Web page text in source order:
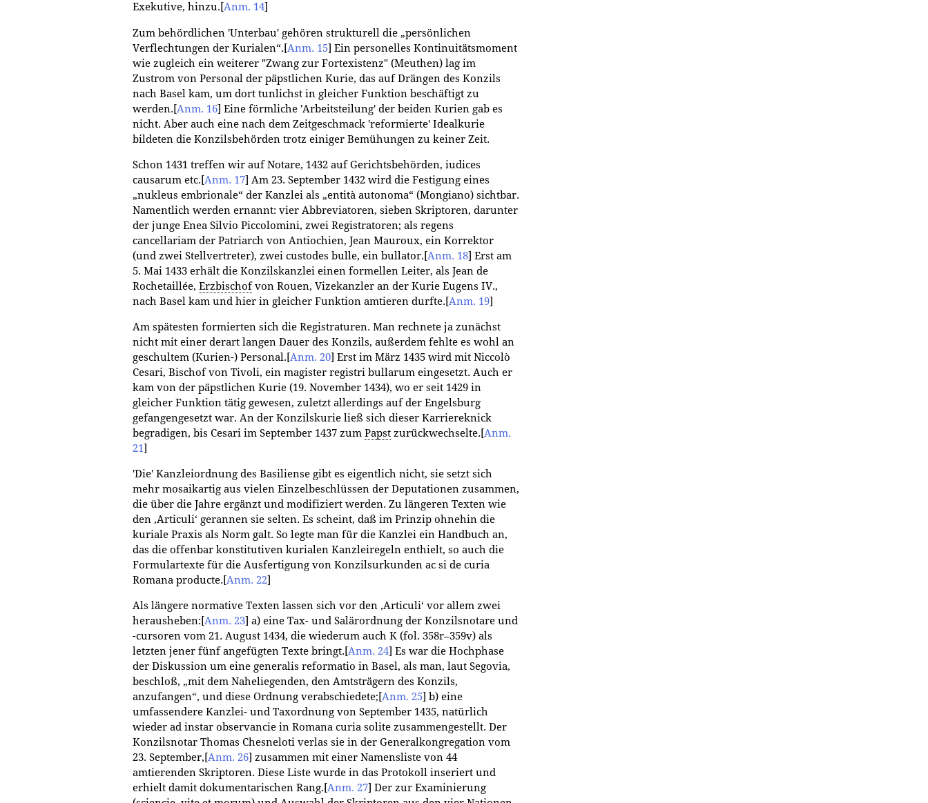
Exekutive, hinzu. Anm. 14]
Zum behördlichen 'Unterbau' gehören strukturell die „persönlichen
Verflechtungen der Kurialen“. [Anm. 15] Ein personelles Kontinuitätsmoment
wie zugleich ein weiterer "Zwang zur Fortexistenz" (Meuthen) lag im
Zustrom von Personal der päpstlichen Kurie, das auf Drängen des Konzils
nach Basel kam, um dort tunlichst in gleicher Funktion beschäftigt zu
werden. [Anm. 16] Eine förmliche 'Arbeitsteilung' der beiden Kurien gab es
nicht. Aber auch eine nach dem Zeitgeschmack 'reformierte' Idealkurie
bildeten die Konzilsbehörden trotz einiger Bemühungen zu keiner Zeit.
Schon 1431 treffen wir auf Notare, 1432 auf Gerichtsbehörden, iudices
causarum etc. [Anm. 17] Am 23. September 1432 wird die Festigung eines
„nukleus embrionale“ der Kanzlei als „entità autonoma“ (Mongiano) sichtbar.
Namentlich werden ernannt: vier Abbreviatoren, sieben Skriptoren, darunter
der junge Enea Silvio Piccolomini, zwei Registratoren; als regens
cancellariam der Patriarch von Antiochien, Jean Mauroux, ein Korrektor
(und zwei Stellvertreter), zwei custodes bulle, ein bullator. [Anm. 18] Erst am
5. Mai 1433 erhält die Konzilskanzlei einen formellen Leiter, als Jean de
Rochetaillée, Erzbischofvon Rouen, Vizekanzler an der Kurie Eugens IV.,
nach Basel kam und hier in gleicher Funktion amtieren durfte. [Anm. 19]
Am spätesten formierten sich die Registraturen. Man rechnete ja zunächst
nicht mit einer derart langen Dauer des Konzils, außerdem fehlte es wohl an
geschultem (Kurien-) Personal. [Anm. 20] Erst im März 1435 wird mit Niccolò
Cesari, Bischof von Tivoli, ein magister registri bullarum eingesetzt. Auch er
kam von der päpstlichen Kurie (19. November 1434), wo er seit 1429 in
gleicher Funktion tätig gewesen, zuletzt allerdings auf der Engelsburg
gefangengesetzt war. An der Konzilskurie ließ sich dieser Karriereknick
begradigen, bis Cesari im September 1437 zum Papst zurückwechselte. [Anm.
21]
'Die' Kanzleiordnung des Basiliense gibt es eigentlich nicht, sie setzt sich
mehr mosaikartig aus vielen Einzelbeschlüssen der Deputationen zusammen,
die über die Jahre ergänzt und modifiziert werden. Zu längeren Texten wie
den ‚Articuli‘ gerannen sie selten. Es scheint, daß im Prinzip ohnehin die
kuriale Praxis als Norm galt. So legte man für die Kanzlei ein Handbuch an,
das die offenbar konstitutiven kurialen Kanzleiregeln enthielt, so auch die
Formulartexte für die Ausfertigung von Konzilsurkunden ac si de curia
Romana producte. [Anm. 22]
Als längere normative Texten lassen sich vor den ‚Articuli‘ vor allem zwei
herausheben: Anm. 23 a) eine Tax- und Salärordnung der Konzilsnotare und
-cursoren vom 21. August 1434, die wiederum auch K (fol. 358r–359v) als
letzten jener fünf angefügten Texte bringt. Anm. 24] Es war die Hochphase
der Diskussion um eine generalis reformatio in Basel, als man, laut Segovia,
beschloß, „mit dem Naheliegenden, den Amtsträgern des Konzils,
anzufangen“, und diese Ordnung verabschiedete; Anm. 25 b) eine
umfassendere Kanzlei- und Taxordnung von September 1435, natürlich
wieder ad instar observancie in Romana curia solite zusammengestellt. Der
Konzilsnotar Thomas Chesneloti verlas sie in der Generalkongregation vom
23. September, Anm. 26 zusammen mit einer Namensliste von 44
amtierenden Skriptoren. Diese Liste wurde in das Protokoll inseriert und
erhielt damit dokumentarischen Rang. Anm. 27 Der zur Examinierung